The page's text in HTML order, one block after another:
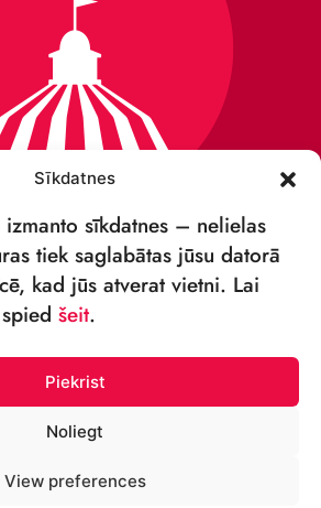
Sīkdatnes
sīkdatnes – nelielas
tiek saglabātas jūsu datorā
kad jūs atverat vietni. Lai
šeit.
Piekrist
Noliegt
View preferences
„RĪGAS CIRKS”
iela 4,
LV-1050, Latvija
40003027789
TĀLRUNIS: